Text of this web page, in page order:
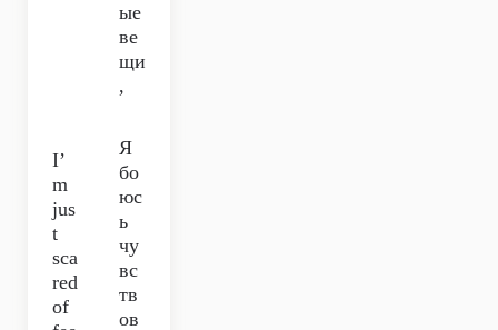
ые
ве
щи
,
I’
m
jus
t
sca
red
of
Я
бо
юс
ь
чу
вс
тв
ов